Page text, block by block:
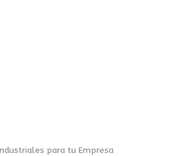
para tu Empresa